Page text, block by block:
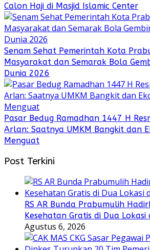
Calon Haji di Masjid Islamic Center
Senam Sehat Pemerintah Kota
Masyarakat dan Semarak Bola
Dunia 2026
Pasar Bedug Ramadhan 1447 H
Arlan: Saatnya UMKM Bangkit dan
Menguat
Post Terkini
RS AR Bunda Prabumulih
Kesehatan Gratis di Dua
Agustus 6, 2026